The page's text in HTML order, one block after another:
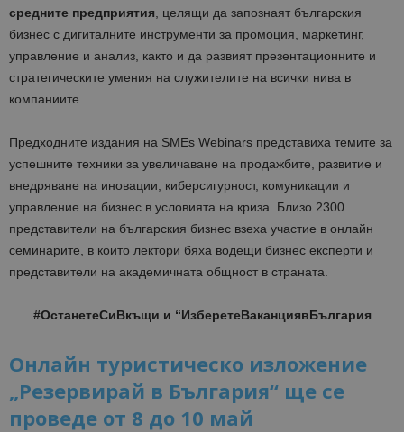
средните предприятия, целящи да запознаят българския
бизнес с дигиталните инструменти за промоция, маркетинг,
управление и анализ, както и да развият презентационните и
стратегическите умения на служителите на всички нива в
компаниите.
Предходните издания на SMEs Webinars представиха темите за
успешните техники за увеличаване на продажбите, развитие и
внедряване на иновации, киберсигурност, комуникации и
управление на бизнес в условията на криза. Близо 2300
представители на българския бизнес взеха участие в онлайн
семинарите, в които лектори бяха водещи бизнес експерти и
представители на академичната общност в страната.
#ОстанетеСиВкъщи и “ИзберетеВаканциявБългария
Онлайн туристическо изложение
„Резервирай в България“ ще се
проведе от 8 до 10 май